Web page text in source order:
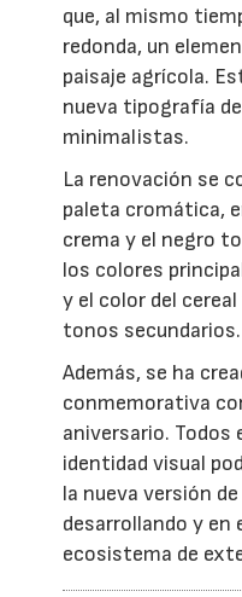
que, al mismo
redonda, un
paisaje agrícola.
nueva tipografía
minimalistas.
La renovación se
paleta cromática,
crema y el negro
los colores
y el color del
tonos secundarios.
Además, se ha
conmemorativa
aniversario. Todos
identidad visual
la nueva versión
desarrollando y en
ecosistema de